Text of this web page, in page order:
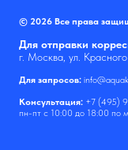
© 2026 Все права
Для отправки
г. Москва, ул.
Для запросов:
Консультация: +7 (495)
пн-пт с 10:00 до 18:00 по